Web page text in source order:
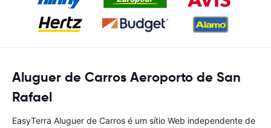
Aluguer de Carros Aeroporto de San
Rafael
EasyTerra Aluguer de Carros é um sítio Web independente de